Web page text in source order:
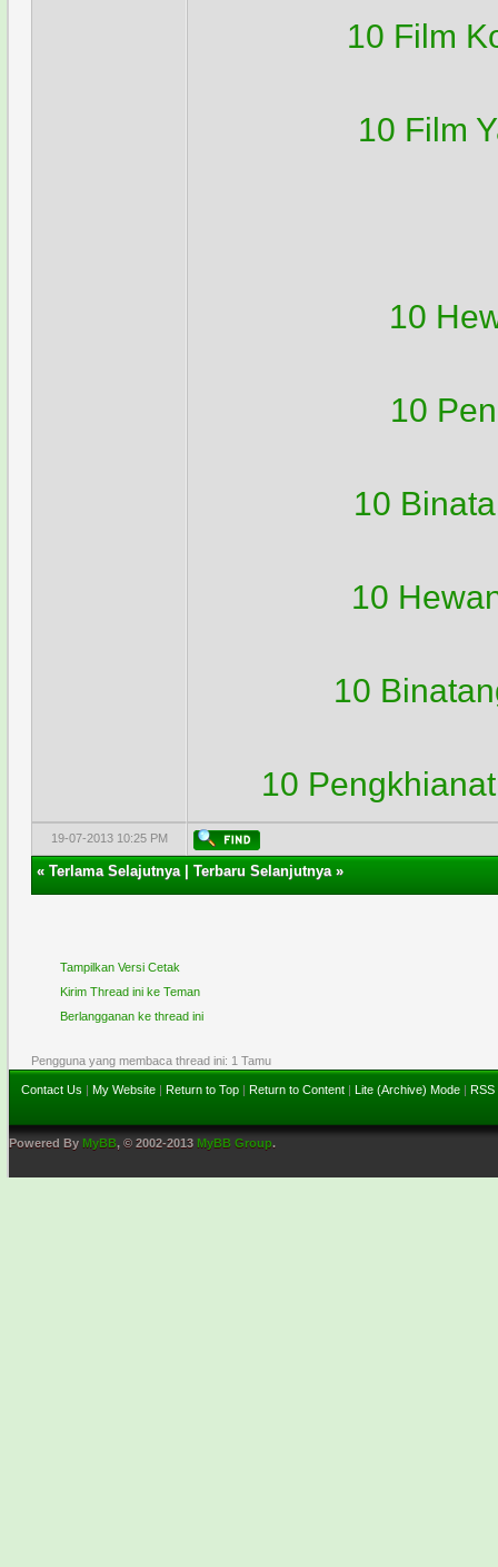
10 Film
10 Film
10
10
10
10
10
10
19-07-2013 10:25 PM
«Terlama Selajutnya|Terbaru Selanjutnya»
Tampilkan Versi Cetak
Kirim Thread ini ke Teman
Berlangganan ke thread ini
Pengguna yang membaca thread ini: 1 Tamu
Contact Us | My Website | Return to Top | Return to Content | Lite (Archive) Mode | RSS
Powered By MyBB, © 2002-2013 MyBB Group.